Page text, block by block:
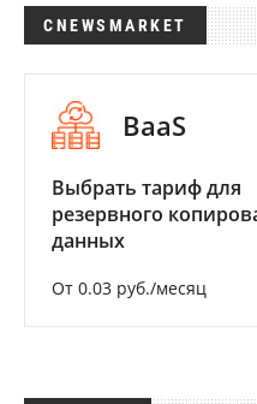
CNEWSMARKET
BaaS
Выбрать тариф для
резервного
данных
От 0.03 руб./месяц